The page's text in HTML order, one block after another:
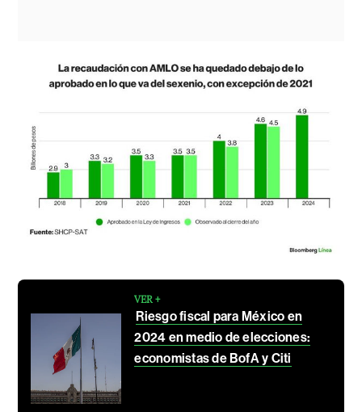
VER +
Riesgo fiscal para México en
2024 en medio de elecciones:
economistas de BofA y Citi